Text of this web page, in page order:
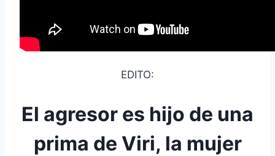
EDITO:
El agresor es hijo de una
prima de Viri, la mujer